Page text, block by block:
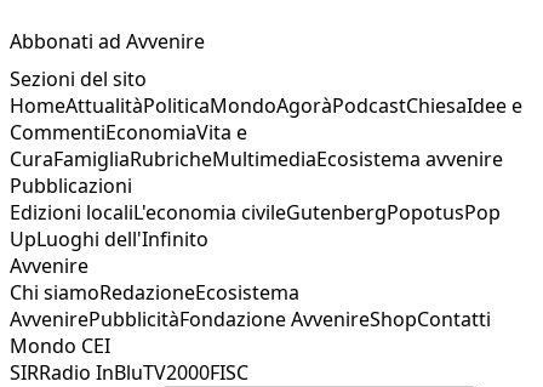
Abbonati ad Avvenire
Sezioni del sito
HomeAttualitàPoliticaMondoAgoràPodcastChiesaIdee e
CommentiEconomiaVita e
CuraFamigliaRubricheMultimediaEcosistema avvenire
Pubblicazioni
Edizioni localiL'economia civileGutenbergPopotusPop
UpLuoghi dell'Infinito
Avvenire
Chi siamoRedazioneEcosistema
AvvenirePubblicitàFondazione AvvenireShopContatti
Mondo CEI
SIRRadio InBluTV2000FISC